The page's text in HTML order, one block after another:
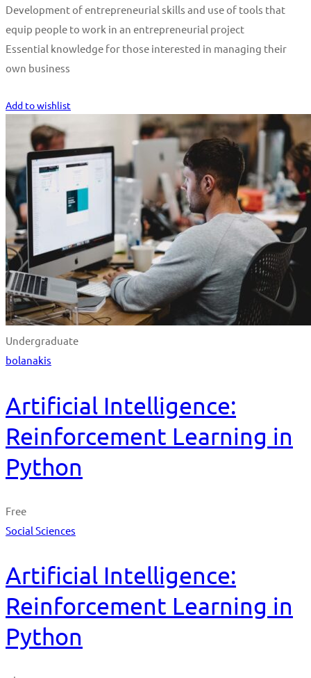
Development of entrepreneurial skills and use of tools that
equip people to work in an entrepreneurial project
Essential knowledge for those interested in managing their
own business
Add to wishlist
Undergraduate
bolanakis
Artificial Intelligence:
Reinforcement Learning in
Python
Free
Social Sciences
Artificial Intelligence:
Reinforcement Learning in
Python